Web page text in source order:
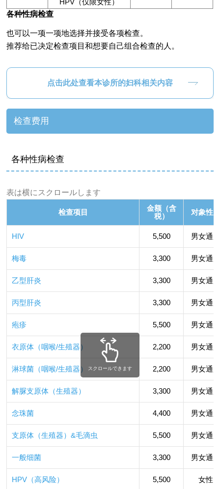
HPV（仅限女性）
各种性病检查
也可以一项一项地选择并接受各项检查。
推荐给已决定检查项目和想要自己组合检查的人。
点击此处查看本诊所的妇科相关内容
检查费用
各种性病检查
表は横にスクロールします
检查项目
金额（含
税）
对象性别
HIV 5,500 男女通用
梅毒 3,300 男女通用
乙型肝炎 3,300 男女通用
丙型肝炎 3,300 男女通用
疱疹 5,500 男女通用
衣原体（咽喉/生殖器） 2,200 男女通用
淋球菌（咽喉/生殖器） 2,200 男女通用
解脲支原体（生殖器） 3,300 男女通用
念珠菌 4,400 男女通用
支原体（生殖器）&毛滴虫 5,500 男女通用
一般细菌 3,300 男女通用
HPV（高风险） 5,500 女性
スクロールできます